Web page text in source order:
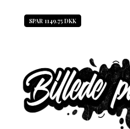
SPAR 1149.75 DKK